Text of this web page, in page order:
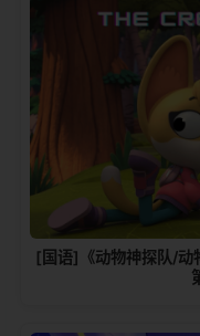
[国语]《动物神探队/